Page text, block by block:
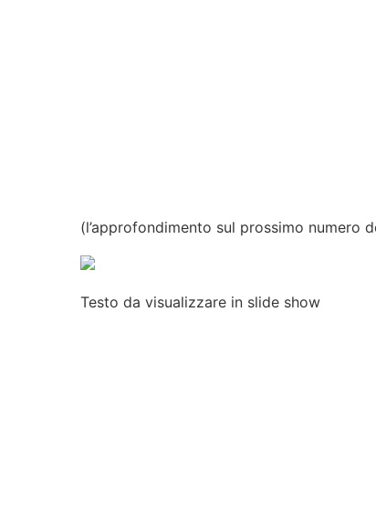
(l’approfondimento sul prossimo numero
Testo da visualizzarein slide show